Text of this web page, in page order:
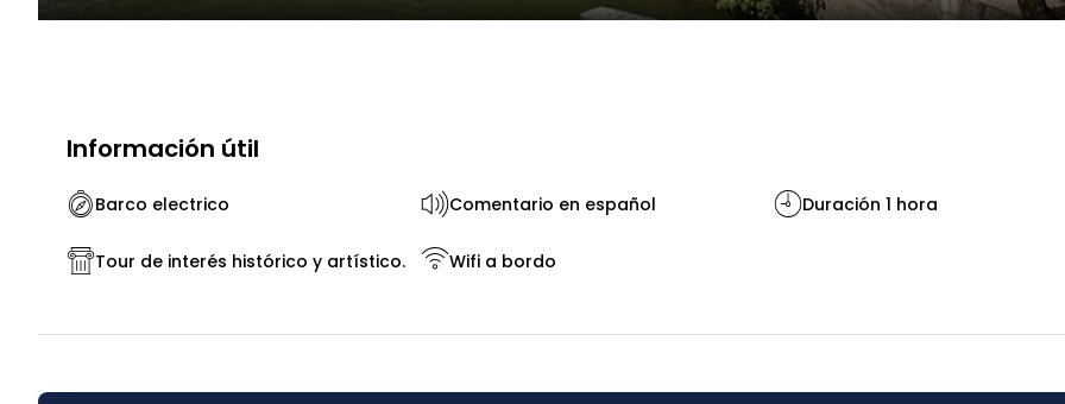
Información útil
Barco electrico Comentario en español Duración 1 hora
Tour de interés histórico y artístico. Wifi a bordo